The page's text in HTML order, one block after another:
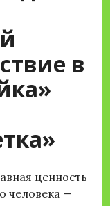
в
ценность
человека —